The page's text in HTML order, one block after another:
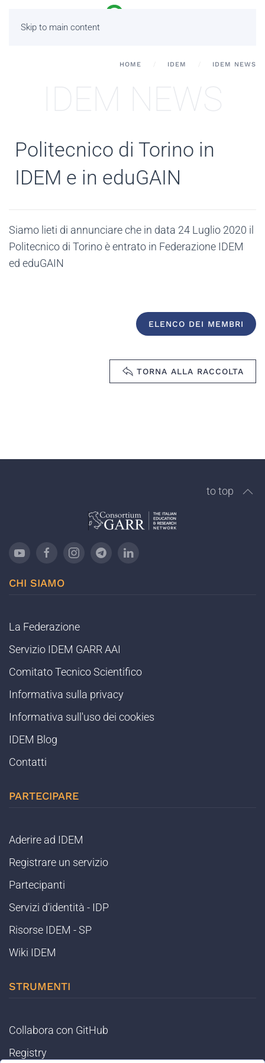
Skip to main content
HOME IDEM IDEM NEWS
IDEM NEWS
Politecnico di Torino in
IDEM e in eduGAIN
Siamo lieti di annunciare che in data 24 Luglio 2020 il
Politecnico di Torino è entrato in Federazione IDEM
ed eduGAIN
ELENCO DEI MEMBRI
TORNA ALLA RACCOLTA
to top
CHI SIAMO
La Federazione
Servizio IDEM GARR AAI
Comitato Tecnico Scientifico
Informativa sulla privacy
Informativa sull'uso dei cookies
IDEM Blog
Contatti
PARTECIPARE
Aderire ad IDEM
Registrare un servizio
Partecipanti
Servizi d'identità - IDP
Risorse IDEM - SP
Wiki IDEM
STRUMENTI
Collabora con GitHub
Registry